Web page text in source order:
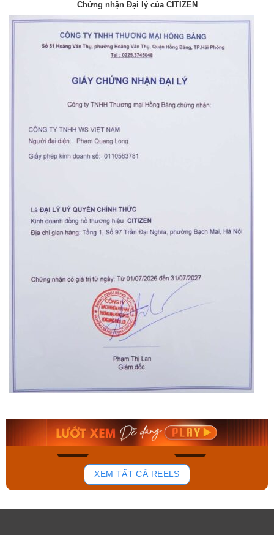
Chứng nhận Đại lý của CITIZEN
150
Orient Nam RA-
Mua ngay
Casio Nam MTS-
Mua ngay
XEM TẤT CẢ REELS